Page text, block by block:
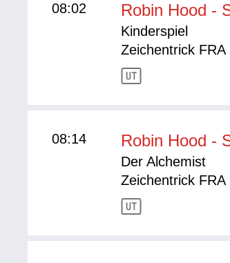
08:02 Robin Hood -
Kinderspiel
Zeichentrick FRA
08:14 Robin Hood -
Der Alchemist
Zeichentrick FRA